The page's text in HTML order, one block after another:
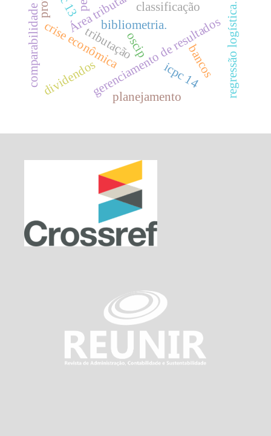
classificação
Área tributária
tributação
gerenciamento de resultados
bibliometria.
bancos
crise econômicaoscip
comparabilidade
planejamento
icpc 14
dividendos regressão logística.